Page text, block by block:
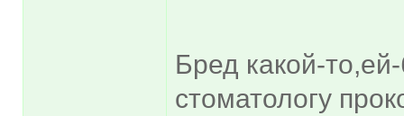
Бред какой-
стоматологу